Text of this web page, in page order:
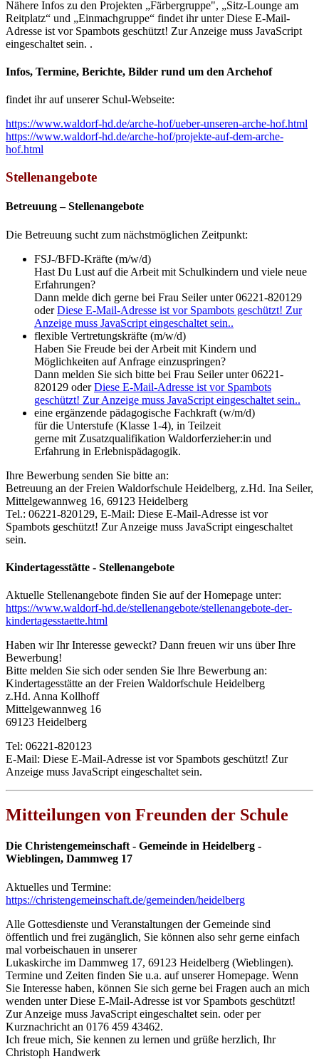
Nähere Infos zu den Projekten „Färbergruppe", „Sitz-Lounge am
Reitplatz“ und „Einmachgruppe“ findet ihr unterDiese E-Mail-
Adresse ist vor Spambots geschützt! Zur Anzeige muss JavaScript
eingeschaltet sein. .
Infos, Termine, Berichte, Bilder rund um den Archehof
findet ihr auf unserer Schul-Webseite:
https://www.waldorf-hd.de/arche-hof/ueber-unseren-arche-hof.html
https://www.waldorf-hd.de/arche-hof/projekte-auf-dem-arche-
hof.html
Stellenangebote
Betreuung – Stellenangebote
Die Betreuung sucht zum nächstmöglichen Zeitpunkt:
FSJ-/BFD-Kräfte (m/w/d)
Hast Du Lust auf die Arbeit mit Schulkindern und viele neue
Erfahrungen?
Dann melde dich gerne bei Frau Seiler unter 06221-820129
oderDiese E-Mail-Adresse ist vor Spambots geschützt! Zur
Anzeige muss JavaScript eingeschaltet sein..
flexible Vertretungskräfte (m/w/d)
Haben Sie Freude bei der Arbeit mit Kindern und
Möglichkeiten auf Anfrage einzuspringen?
Dann melden Sie sich bitte bei Frau Seiler unter 06221-
820129 oderDiese E-Mail-Adresse ist vor Spambots
geschützt! Zur Anzeige muss JavaScript eingeschaltet sein..
eine ergänzende pädagogische Fachkraft (w/m/d)
für die Unterstufe (Klasse 1-4), in Teilzeit
gerne mit Zusatzqualifikation Waldorferzieher:in und
Erfahrung in Erlebnispädagogik.
Ihre Bewerbung senden Sie bitte an:
Betreuung an der Freien Waldorfschule Heidelberg, z.Hd. Ina Seiler,
Mittelgewannweg 16, 69123 Heidelberg
Tel.: 06221-820129, E-Mail: Diese E-Mail-Adresse ist vor
Spambots geschützt! Zur Anzeige muss JavaScript eingeschaltet
sein.
Kindertagesstätte - Stellenangebote
Aktuelle Stellenangebote finden Sie auf der Homepage unter:
https://www.waldorf-hd.de/stellenangebote/stellenangebote-der-
kindertagesstaette.html
Haben wir Ihr Interesse geweckt? Dann freuen wir uns über Ihre
Bewerbung!
Bitte melden Sie sich oder senden Sie Ihre Bewerbung an:
Kindertagesstätte an der Freien Waldorfschule Heidelberg
z.Hd. Anna Kollhoff
Mittelgewannweg 16
69123 Heidelberg
Tel: 06221-820123
E-Mail: Diese E-Mail-Adresse ist vor Spambots geschützt! Zur
Anzeige muss JavaScript eingeschaltet sein.
Mitteilungen von Freunden der Schule
Die Christengemeinschaft - Gemeinde in Heidelberg -
Wieblingen, Dammweg 17
Aktuelles und Termine:
https://christengemeinschaft.de/gemeinden/heidelberg
Alle Gottesdienste und Veranstaltungen der Gemeinde sind
öffentlich und frei zugänglich, Sie können also sehr gerne einfach
mal vorbeischauen in unserer
Lukaskirche im Dammweg 17, 69123 Heidelberg (Wieblingen).
Termine und Zeiten finden Sie u.a. auf unserer Homepage. Wenn
Sie Interesse haben, können Sie sich gerne bei Fragen auch an mich
wenden unterDiese E-Mail-Adresse ist vor Spambots geschützt!
Zur Anzeige muss JavaScript eingeschaltet sein. oder per
Kurznachricht an 0176 459 43462.
Ich freue mich, Sie kennen zu lernen und grüße herzlich, Ihr
Christoph Handwerk